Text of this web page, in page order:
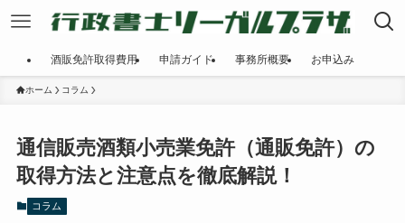
酒販免許取得費用 申請ガイド 事務所概要 お申込み
ホーム コラム
通信販売酒類小売業免許（通販免許）の
取得方法と注意点を徹底解説！
コラム